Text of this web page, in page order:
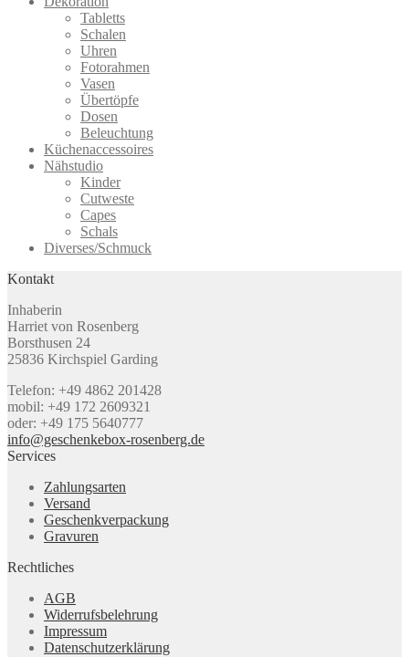
Tabletts
Schalen
Uhren
Fotorahmen
Vasen
Übertöpfe
Dosen
Beleuchtung
Küchenaccessoires
Nähstudio
Kinder
Cutweste
Capes
Schals
Diverses/Schmuck
Kontakt
Inhaberin
Harriet von Rosenberg
Borsthusen 24
25836 Kirchspiel Garding
Telefon: +49 4862 201428
mobil: +49 172 2609321
oder: +49 175 5640777
info@geschenkebox-rosenberg.de
Services
Zahlungsarten
Versand
Geschenkverpackung
Gravuren
Rechtliches
AGB
Widerrufsbelehrung
Impressum
Datenschutzerklärung